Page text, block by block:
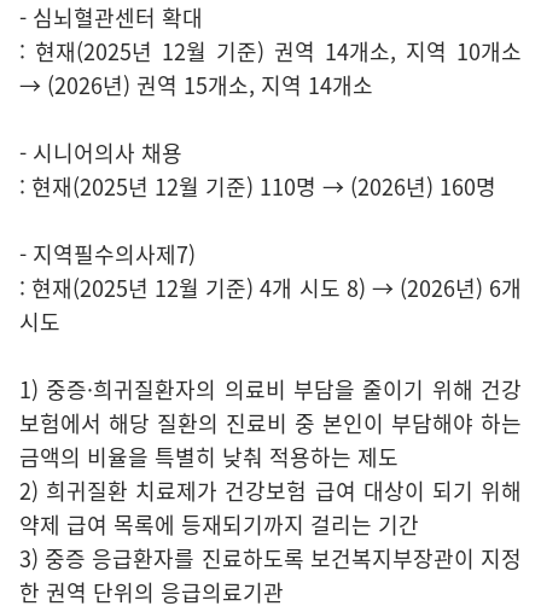
- 심뇌혈관센터 확대
: 현재(2025년 12월 기준) 권역 14개소, 지역 10개소
→ (2026년) 권역 15개소, 지역 14개소
- 시니어의사 채용
: 현재(2025년 12월 기준) 110명 → (2026년) 160명
- 지역필수의사제7)
: 현재(2025년 12월 기준) 4개 시도 8) → (2026년) 6개
시도
1) 중증·희귀질환자의 의료비 부담을 줄이기 위해 건강
보험에서 해당 질환의 진료비 중 본인이 부담해야 하는
금액의 비율을 특별히 낮춰 적용하는 제도
2) 희귀질환 치료제가 건강보험 급여 대상이 되기 위해
약제 급여 목록에 등재되기까지 걸리는 기간
3) 중증 응급환자를 진료하도록 보건복지부장관이 지정
한 권역 단위의 응급의료기관